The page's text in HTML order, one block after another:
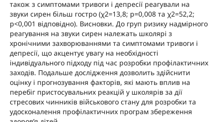
також з симптомами тривоги і депресії реагували на
звуки сирен більш гостро (χ2=13,8; p=0,008 та χ2=52,2;
p<0,001 відповідно). Висновки. До груп ризику надмірного
реагування на звуки сирен належать школярі з
хронічними захворюваннями та симптомами тривоги і
депресії, що акцентує увагу на необхідності
індивідуального підходу під час розробки профілактичних
заходів. Подальше дослідження дозволить здійснити
оцінку і прогнозування факторів, які мають вплив на
перебіг пристосувальних реакцій у школярів за дії
стресових чинників військового стану для розробки та
удосконалення профілактичних програм збереження